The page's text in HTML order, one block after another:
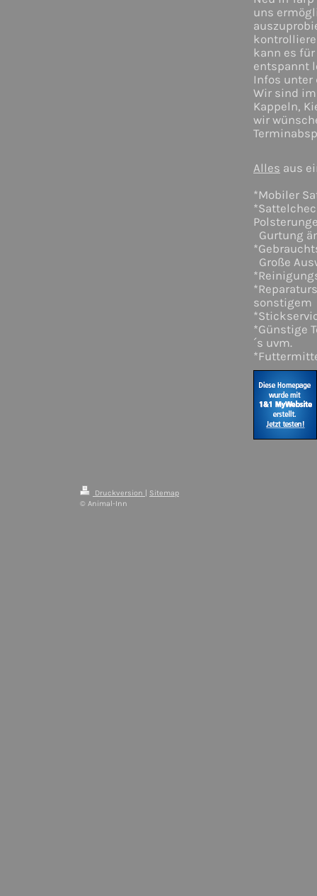
uns
kann es
entspannt
Infos unter
Wir sind
Kappeln,
wir
Alles aus
*Mobiler
Gurtung
Große
sonstigem
*Günstige
´s uvm.
Druckversion
Sitemap
© Animal-Inn